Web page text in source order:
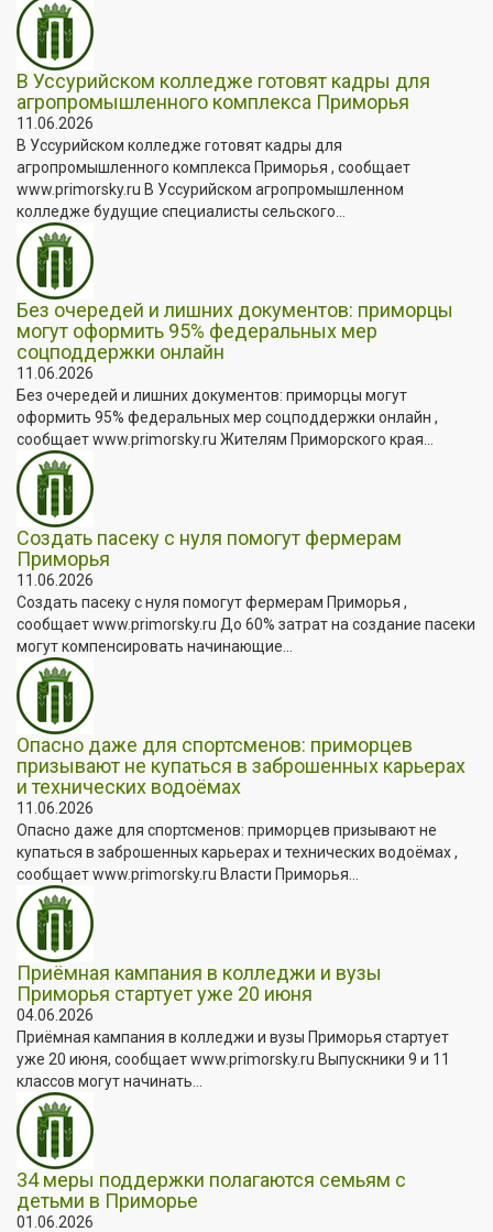
В Уссурийском колледже готовят кадры для
агропромышленного комплекса Приморья
11.06.2026
В Уссурийском колледже готовят кадры для
агропромышленного комплекса Приморья , сообщает
www.primorsky.ru В Уссурийском агропромышленном
колледже будущие специалисты сельского...
Без очередей и лишних документов: приморцы
могут оформить 95% федеральных мер
соцподдержки онлайн
11.06.2026
Без очередей и лишних документов: приморцы могут
оформить 95% федеральных мер соцподдержки онлайн ,
сообщает www.primorsky.ru Жителям Приморского края...
Создать пасеку с нуля помогут фермерам
Приморья
11.06.2026
Создать пасеку с нуля помогут фермерам Приморья ,
сообщает www.primorsky.ru До 60% затрат на создание пасеки
могут компенсировать начинающие...
Опасно даже для спортсменов: приморцев
призывают не купаться в заброшенных карьерах
и технических водоёмах
11.06.2026
Опасно даже для спортсменов: приморцев призывают не
купаться в заброшенных карьерах и технических водоёмах ,
сообщает www.primorsky.ru Власти Приморья...
Приёмная кампания в колледжи и вузы
Приморья стартует уже 20 июня
04.06.2026
Приёмная кампания в колледжи и вузы Приморья стартует
уже 20 июня, сообщает www.primorsky.ru Выпускники 9 и 11
классов могут начинать...
34 меры поддержки полагаются семьям с
детьми в Приморье
01.06.2026